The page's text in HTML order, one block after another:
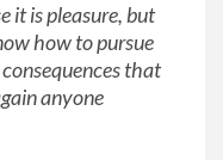
it is pleasure, but
how to pursue
that
anyone